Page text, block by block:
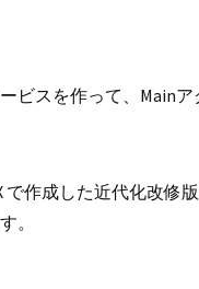
ビスを作って、Main
作成した近代化改修
。